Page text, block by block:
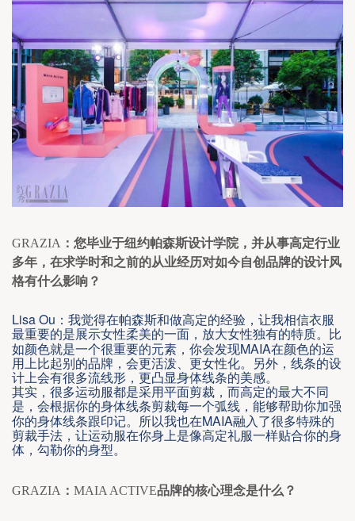
GRAZIA ：您毕业于纽约帕森斯设计学院，并从事高定行业
多年，在求学时和之前的从业经历对如今自创品牌的设计风
格有什么影响？
Lisa Ou ：我觉得在帕森斯和做高定的经验，让我相信衣服
最重要的是展示女性柔美的一面，放大女性独有的特质。比
如颜色就是一个很重要的元素，你会发现MAIA在颜色的运
用上比起别的品牌，会更活泼、更女性化。另外，线条的设
计上会有很多流线形，更凸显身体线条的美感。
其实，很多运动服都是采用平面剪裁，而高定的最大不同
是，会根据你的身体线条剪裁每一个弧线，能够帮助你加强
你的身体线条跟印记。所以我也在MAIA融入了很多特殊的
剪裁手法，让运动服在你身上是像高定礼服一样贴合你的身
体，勾勒你的身型。
GRAZIA ： MAIA ACTIVE品牌的核心理念是什么？